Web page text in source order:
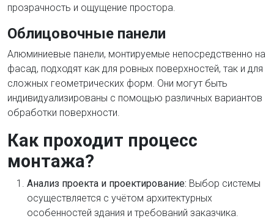
прозрачность и ощущение простора.
Облицовочные панели
Алюминиевые панели, монтируемые непосредственно на
фасад, подходят как для ровных поверхностей, так и для
сложных геометрических форм. Они могут быть
индивидуализированы с помощью различных вариантов
обработки поверхности.
Как проходит процесс
монтажа?
Анализ проекта и проектирование: Выбор системы
осуществляется с учётом архитектурных
особенностей здания и требований заказчика.